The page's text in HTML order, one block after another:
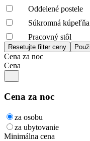
Oddelené postele
Súkromná kúpeľňa
Pracovný stôl
Cena za noc
Cena
Cena za noc
za osobu
za ubytovanie
Minimálna cena